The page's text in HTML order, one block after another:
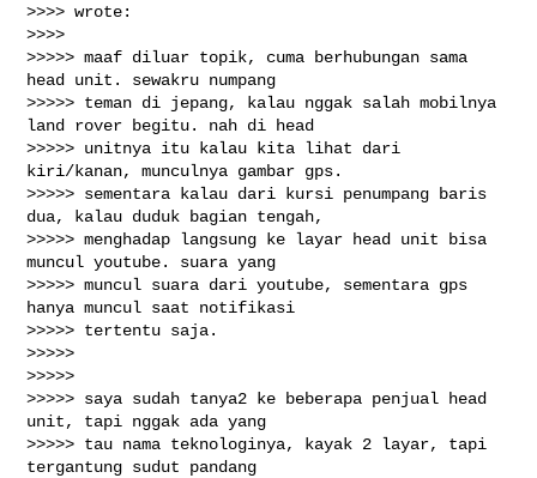
>>>> wrote:
>>>>
>>>>> maaf diluar topik, cuma berhubungan sama
head unit. sewakru numpang
>>>>> teman di jepang, kalau nggak salah mobilnya
land rover begitu. nah di head
>>>>> unitnya itu kalau kita lihat dari
kiri/kanan, munculnya gambar gps.
>>>>> sementara kalau dari kursi penumpang baris
dua, kalau duduk bagian tengah,
>>>>> menghadap langsung ke layar head unit bisa
muncul youtube. suara yang
>>>>> muncul suara dari youtube, sementara gps
hanya muncul saat notifikasi
>>>>> tertentu saja.
>>>>>
>>>>>
>>>>> saya sudah tanya2 ke beberapa penjual head
unit, tapi nggak ada yang
>>>>> tau nama teknologinya, kayak 2 layar, tapi
tergantung sudut pandang